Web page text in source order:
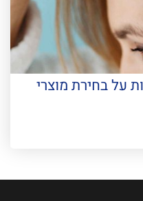
על בחירת מוצרי